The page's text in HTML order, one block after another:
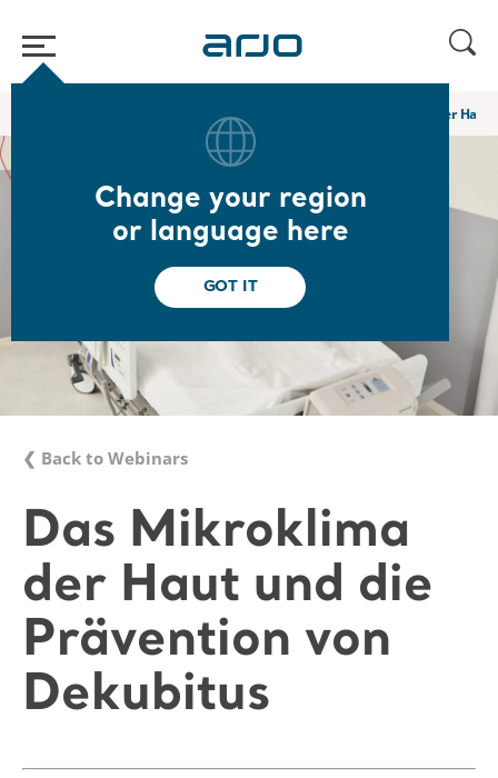
Change your region
or language here
GOT IT
Academy webinars & e-learnings Das Mikroklima der
❮ Back to Webinars
Das Mikroklima
der Haut und die
Prävention von
Dekubitus